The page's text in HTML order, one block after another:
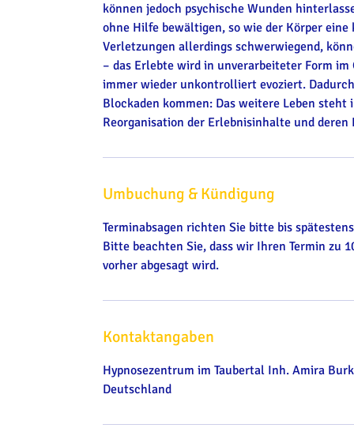
können jedoch psychische Wunden
ohne Hilfe bewältigen, so wie der Körper
Verletzungen allerdings schwerwiegend,
– das Erlebte wird in unverarbeiteter Form
immer wieder unkontrolliert evoziert.
Blockaden kommen: Das weitere Leben
Reorganisation der Erlebnisinhalte und deren
Umbuchung & Kündigung
Terminabsagen richten Sie bitte bis
Bitte beachten Sie, dass wir Ihren Termin zu
vorher abgesagt wird.
Kontaktangaben
Hypnosezentrum im Taubertal Inh. Amira
Deutschland